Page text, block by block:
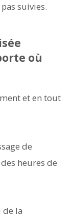
suivies.
où
et en tout
de
heures de
de la